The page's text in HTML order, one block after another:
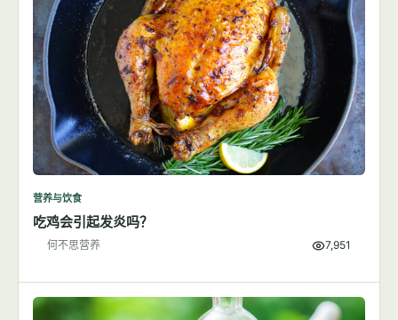
营养与饮食
吃鸡会引起发炎吗？
何不思营养 7,951